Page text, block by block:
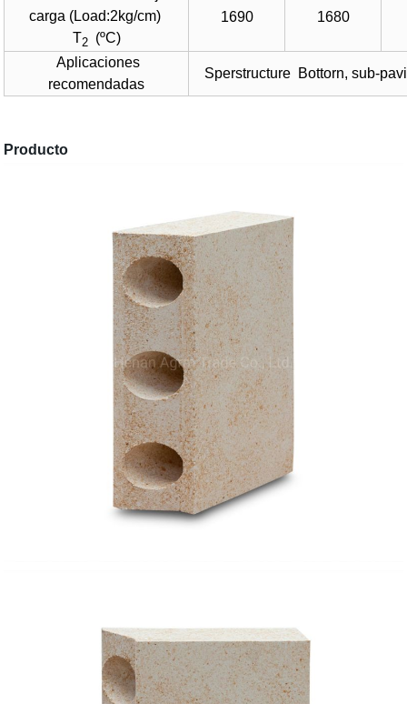
carga (Load:2kg/cm)
T2 (ºC)
1690 1680
Aplicaciones
recomendadas
Sperstructure Bottorn, sub-
Producto